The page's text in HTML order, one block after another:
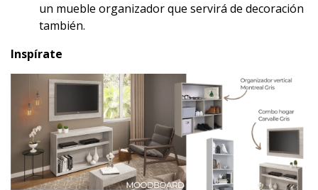
un mueble organizador que servirá de decoración
también.
Inspírate